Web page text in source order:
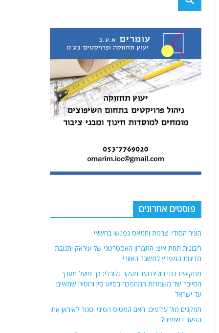
פוסטים אחרונים
הציר הסודי: צרפת וחמאס נפגשו בחשאי
ריבונות תחת אש: התמרון האסטרטגי של עיראק ותגובת
מדינות המפרץ למשבר האזורי
מתקיפת בתי חולים ועד מעקב גלובלי: כך פועל מערך
הסייבר של משמרות המהפכה בסיוע סין ורוסיה שמאיים
על ישראל
חמקנים מול עודפים: האם המטוס הסיני יסגור לאיראן את
הפער בשמיים?